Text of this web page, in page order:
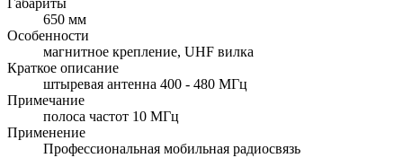
Габариты
650 мм
Особенности
магнитное крепление, UHF вилка
Краткое описание
штыревая антенна 400 - 480 МГц
Примечание
полоса частот 10 МГц
Применение
Профессиональная мобильная радиосвязь